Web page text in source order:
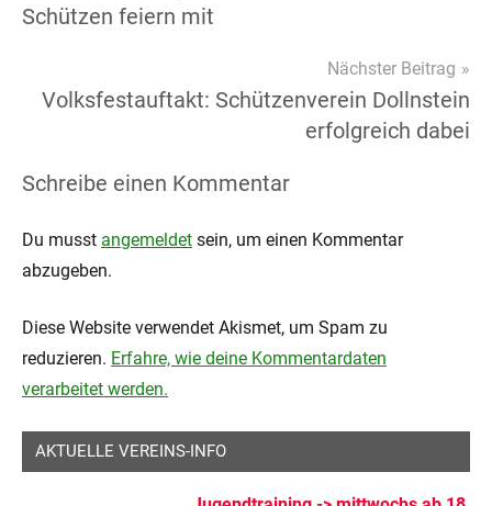
Schützen feiern mit
Nächster Beitrag
Volksfestauftakt: Schützenverein Dollnstein
erfolgreich dabei
Schreibe einen Kommentar
Du musst angemeldet sein, um einen Kommentar
abzugeben.
Diese Website verwendet Akismet, um Spam zu
reduzieren. Erfahre, wie deine Kommentardaten
verarbeitet werden.
AKTUELLE VEREINS-INFO